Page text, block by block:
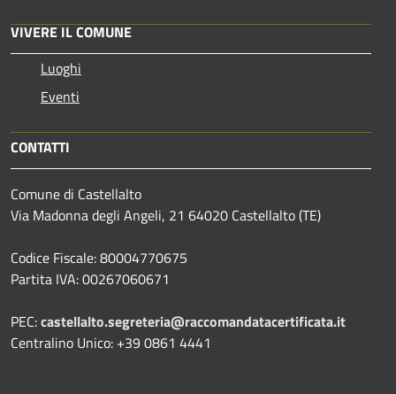
VIVERE IL COMUNE
Luoghi
Eventi
CONTATTI
Comune di Castellalto
Via Madonna degli Angeli, 21 64020 Castellalto (TE)
Codice Fiscale: 80004770675
Partita IVA: 00267060671
PEC:castellalto.segreteria@raccomandatacertificata.it
Centralino Unico: +39 0861 4441